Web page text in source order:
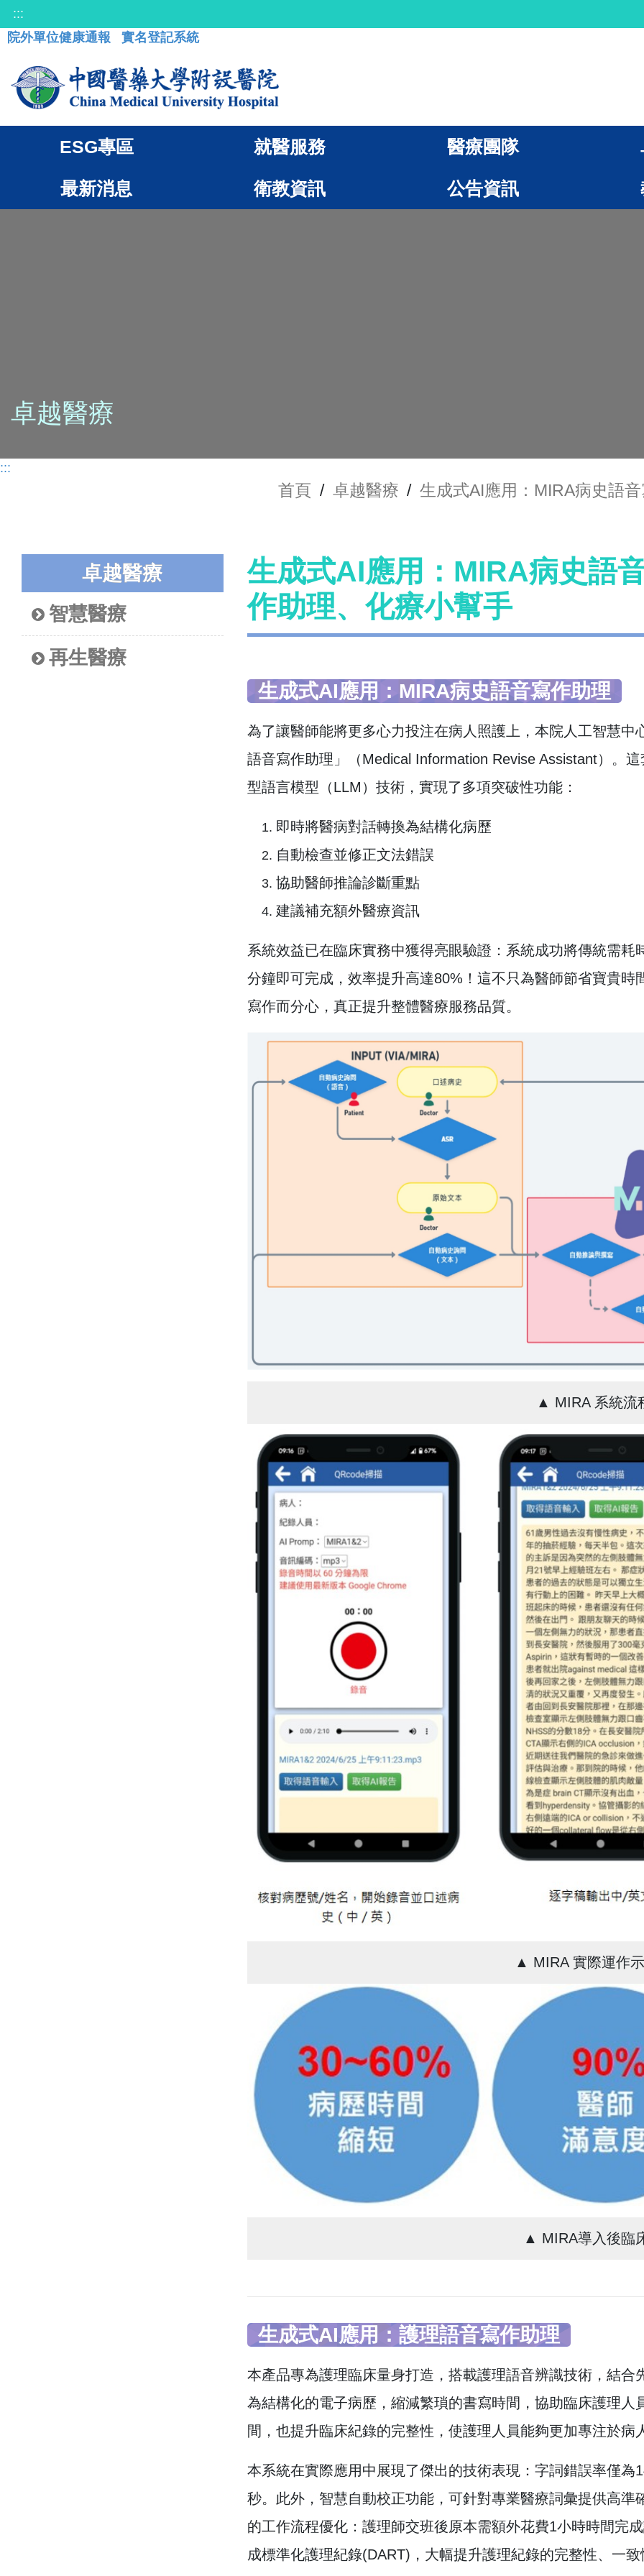
:::
院外單位健康通報
實名登記系統
ESG專區 就醫服務 醫療團隊
最新消息 衛教資訊 公告資訊
卓越醫療
:::
首頁 / 卓越醫療 / 生成式AI應用：MIRA病史語
卓越醫療
智慧醫療
再生醫療
生成式AI應用：MIRA病史語
作助理、化療小幫手
生成式AI應用：MIRA病史語音寫作助理
為了讓醫師能將更多心力投注在病人照護上，本院人工智慧
語音寫作助理」（Medical Information Revise Assistant）。
型語言模型（LLM）技術，實現了多項突破性功能：
即時將醫病對話轉換為結構化病歷
自動檢查並修正文法錯誤
協助醫師推論診斷重點
建議補充額外醫療資訊
系統效益已在臨床實務中獲得亮眼驗證：系統成功將傳統需
分鐘即可完成，效率提升高達80%！這不只為醫師節省寶貴
寫作而分心，真正提升整體醫療服務品質。
▲ MIRA 系統流
▲ MIRA 實際運作
▲ MIRA導入後臨
生成式AI應用：護理語音寫作助理
本產品專為護理臨床量身打造，搭載護理語音辨識技術，結
為結構化的電子病歷，縮減繁瑣的書寫時間，協助臨床護理
間，也提升臨床紀錄的完整性，使護理人員能夠更加專注於
本系統在實際應用中展現了傑出的技術表現：字詞錯誤率僅
秒。此外，智慧自動校正功能，可針對專業醫療詞彙提供高
的工作流程優化：護理師交班後原本需額外花費1小時時間完
成標準化護理紀錄(DART)，大幅提升護理紀錄的完整性、一